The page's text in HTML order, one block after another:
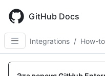
main
content
GitHub Docs
Integrations / How-